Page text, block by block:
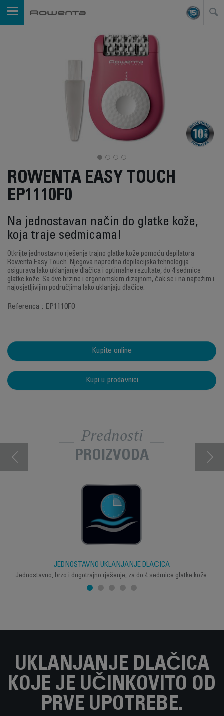
ROWENTA EASY TOUCH
EP1110F0
Na jednostavan način do glatke kože,
koja traje sedmicama!
Otkrijte jednostavno rješenje trajno glatke kože pomoću depilatora
Rowenta Easy Touch. Njegova napredna depilacijska tehnologija
osigurava lako uklanjanje dlačica i optimalne rezultate, do 4 sedmice
glatke kože. Sa dve brzine i ergonomskim dizajnom, čak se i na najtežim i
najosjetljivijim područjima lako uklanjaju dlačice.
Referenca : EP1110F0
Kupite online
Kupi u prodavnici
Prednosti
PROIZVODA
JEDNOSTAVNO UKLANJANJE DLAČICA
Jednostavno, brzo i dugotrajno rješenje, za do 4 sedmice glatke kože.
UKLANJANJE DLAČICA
KOJE JE UČINKOVITO OD
PRVE UPOTREBE.